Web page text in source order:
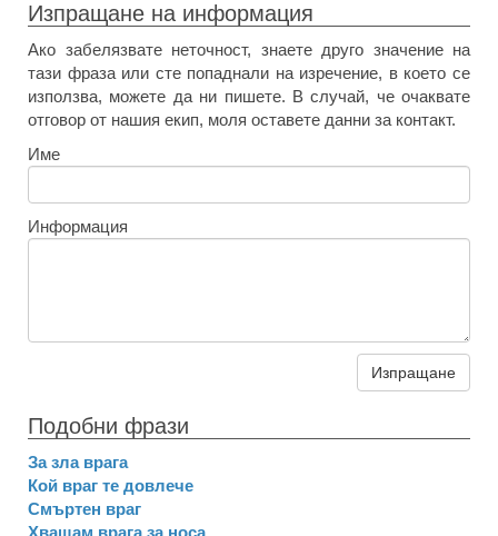
Изпращане на информация
Ако забелязвате неточност, знаете друго значение на
тази фраза или сте попаднали на изречение, в което се
използва, можете да ни пишете. В случай, че очаквате
отговор от нашия екип, моля оставете данни за контакт.
Име
Информация
Изпращане
Подобни фрази
За зла врага
Кой враг те довлече
Смъртен враг
Хващам врага за носа